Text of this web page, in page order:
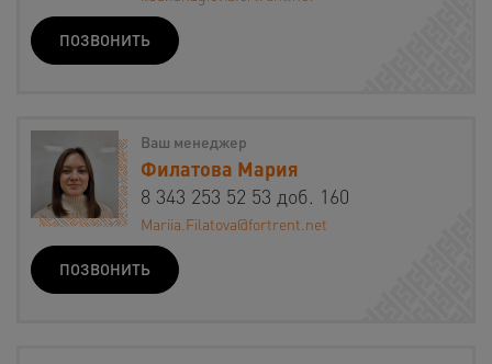
ПОЗВОНИТЬ
Ваш менеджер
Филатова Мария
8 343 253 52 53 доб. 160
Mariia.Filatova@fortrent.net
ПОЗВОНИТЬ